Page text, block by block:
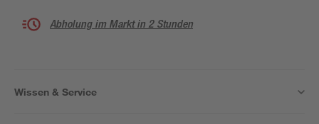
Abholung im Markt in 2 Stunden
Wissen & Service